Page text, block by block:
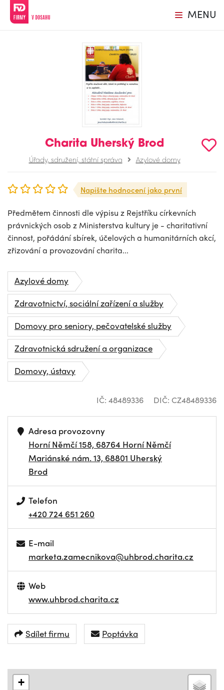
MENU
Charita Uherský Brod
Úřady, sdružení, státní správa Azylové domy
Napište hodnocení jako první
Předmětem činnosti dle výpisu z Rejstříku církevních
právnických osob z Ministerstva kultury je - charitativní
činnost, pořádání sbírek, účelových a humanitárních akcí,
zřizování a provozování charita...
Azylové domy
Zdravotnictví, sociální zařízení a služby
Domovy pro seniory, pečovatelské služby
Zdravotnická sdružení a organizace
Domovy, ústavy
IČ: 48489336 DIČ: CZ48489336
Adresa provozovny
Horní Němčí 158, 68764 Horní Němčí
Mariánské nám. 13, 68801 Uherský
Brod
Telefon
+420 724 651 260
E-mail
marketa.zamecnikova@uhbrod.charita.cz
Web
www.uhbrod.charita.cz
Sdílet firmu Poptávka
+